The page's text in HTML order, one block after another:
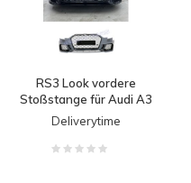
RS3 Look vordere
Stoßstange für Audi A3
8V Limousine / Cabrio
Deliverytime